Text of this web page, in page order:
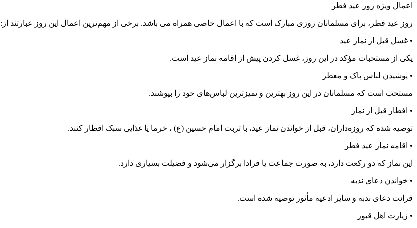
اعمال ویژه روز عید فطر
روز عید فطر، برای مسلمانان روزی مبارک است که با اعمال خاصی همراه می باشد. برخی از مهم‌ترین اعمال این روز عبارتند از:
• غسل قبل از نماز عید
یکی از مستحبات مؤکد در این روز، غسل کردن پیش از اقامه نماز عید است.
• پوشیدن لباس پاک و معطر
مستحب است که مسلمانان در این روز بهترین و تمیزترین لباس‌های خود را بپوشند.
• افطار قبل از نماز
توصیه شده که روزه‌داران، قبل از خواندن نماز عید، با تربت امام حسین (ع) ، خرما یا غذایی سبک افطار کنند.
• اقامه نماز عید فطر
این نماز که دو رکعت دارد، به صورت جماعت یا فرادا برگزار می‌شود و فضیلت بسیاری دارد.
• خواندن دعای ندبه
قرائت دعای ندبه و سایر ادعیه مأثور توصیه شده است.
• زیارت اهل قبور